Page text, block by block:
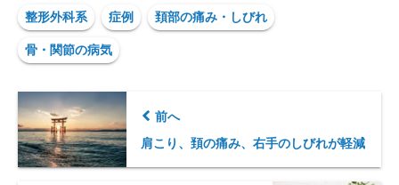
整形外科系 症例 頚部の痛み・しびれ
骨・関節の病気
前へ
肩こり、頚の痛み、右手のしびれが軽減